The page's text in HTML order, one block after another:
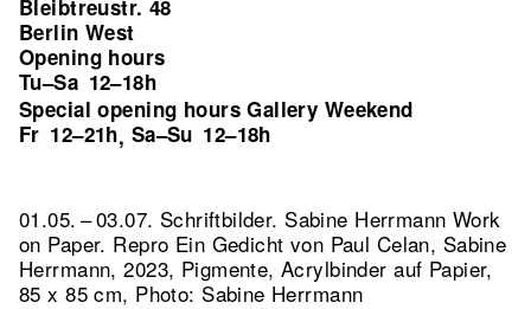
Bleibtreustr. 48
Berlin West
Opening hours
Tu–Sa 12–18h
Special opening hours Gallery Weekend
Fr 12–21h, Sa–Su 12–18h
01.05. – 03.07. Schriftbilder. Sabine Herrmann Work
on Paper. Repro Ein Gedicht von Paul Celan, Sabine
Herrmann, 2023, Pigmente, Acrylbinder auf Papier,
85 x 85 cm, Photo: Sabine Herrmann